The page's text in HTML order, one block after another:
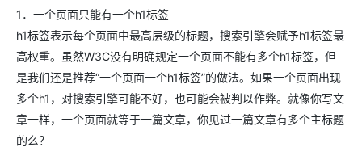
1．一个页面只能有一个h1标签
h1标签表示每个页面中最高层级的标题，搜索引擎会赋予h1标签最
高权重。虽然W3C没有明确规定一个页面不能有多个h1标签，但
是我们还是推荐“一个页面一个h1标签”的做法。如果一个页面出现
多个h1，对搜索引擎可能不好，也可能会被判以作弊。就像你写文
章一样，一个页面就等于一篇文章，你见过一篇文章有多个主标题
的么？